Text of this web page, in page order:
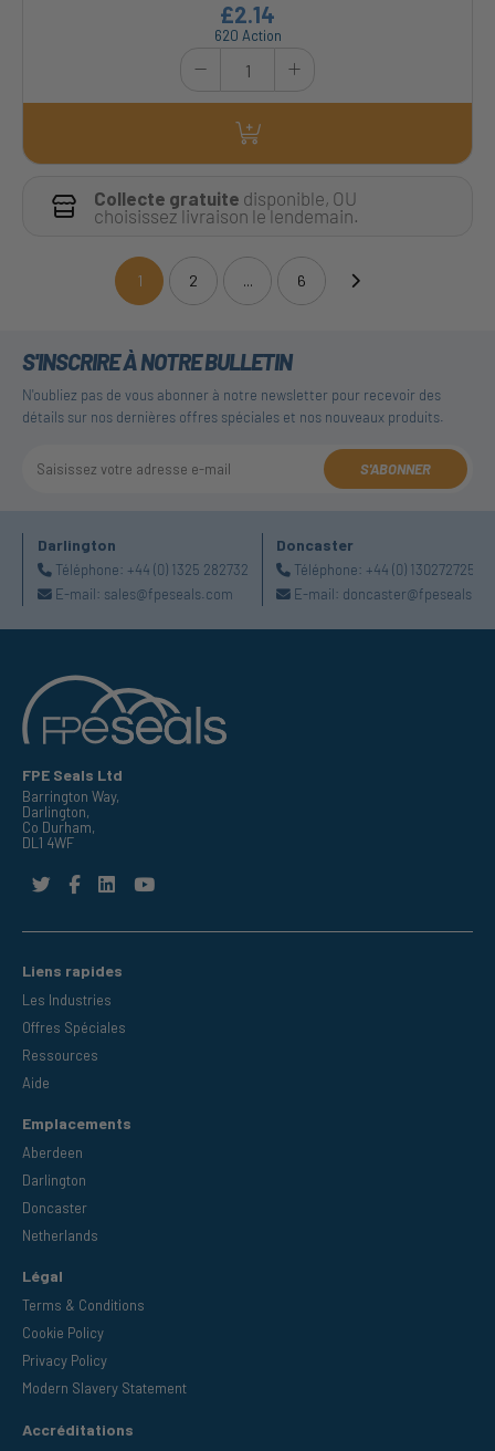
620 Action
£2.14
Collecte gratuite disponible, OU
choisissez livraison le lendemain.
1(current)2 ... 6
S'INSCRIRE À NOTRE BULLETIN
N'oubliez pas de vous abonner à notre newsletter pour recevoir des
détails sur nos dernières offres spéciales et nos nouveaux produits.
S'ABONNER
Darlington
Téléphone: +44 (0) 1325 282732
E-mail: sales@fpeseals.com
Doncaster
Téléphone: +44 (0) 1302727252
E-mail:
FPE Seals Ltd
Barrington Way,
Darlington,
Co Durham,
DL1 4WF
Liens rapides
Les Industries
Offres Spéciales
Ressources
Aide
Emplacements
Aberdeen
Darlington
Doncaster
Netherlands
Légal
Terms & Conditions
Cookie Policy
Privacy Policy
Modern Slavery Statement
Accréditations